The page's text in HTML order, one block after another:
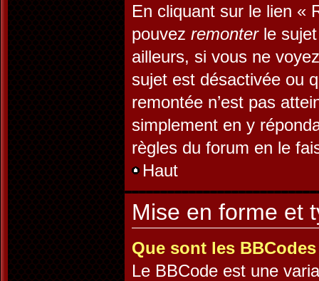
En cliquant sur le lien «
pouvez remonterle sujet
ailleurs, si vous ne
sujet est désactivée ou
remontée n’est pas
simplement en y
règles du forum en le
Haut
Mise en forme et
Que sont les
Le BBCode est une